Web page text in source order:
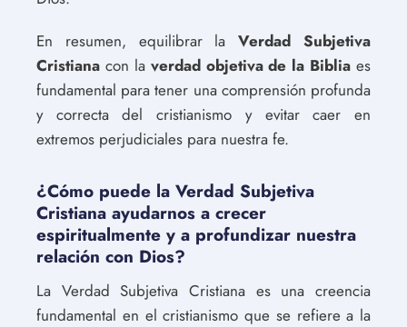
En resumen, equilibrar laVerdad Subjetiva
Cristiana con la verdad objetiva de la Biblia es
fundamental para tener una comprensión profunda
y correcta del cristianismo y evitar caer en
extremos perjudiciales para nuestra fe.
¿Cómo puede la Verdad Subjetiva
Cristiana ayudarnos a crecer
espiritualmente y a profundizar nuestra
relación con Dios?
La Verdad Subjetiva Cristiana es una creencia
fundamental en el cristianismo que se refiere a la